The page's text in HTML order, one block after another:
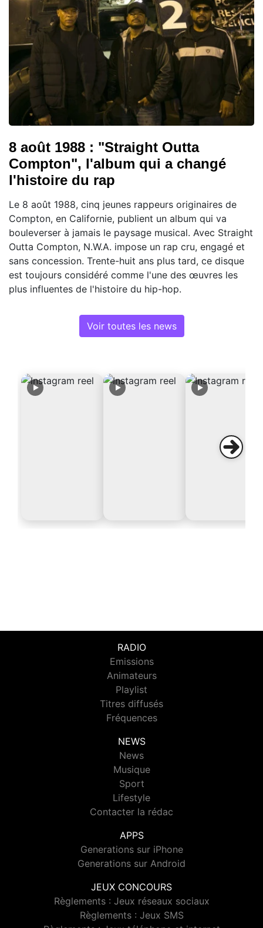
8 août 1988 : "Straight Outta
Compton", l'album qui a changé
l'histoire du rap
Le 8 août 1988, cinq jeunes rappeurs originaires de
Compton, en Californie, publient un album qui va
bouleverser à jamais le paysage musical. Avec Straight
Outta Compton, N.W.A. impose un rap cru, engagé et
sans concession. Trente-huit ans plus tard, ce disque
est toujours considéré comme l'une des œuvres les
plus influentes de l'histoire du hip-hop.
Voir toutes les news
RADIO
Emissions
Animateurs
Playlist
Titres diffusés
Fréquences
NEWS
News
Musique
Sport
Lifestyle
Contacter la rédac
APPS
Generations sur iPhone
Generations sur Android
JEUX CONCOURS
Règlements : Jeux réseaux sociaux
Règlements : Jeux SMS